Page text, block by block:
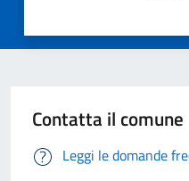
Contatta il comune
Leggi le domande